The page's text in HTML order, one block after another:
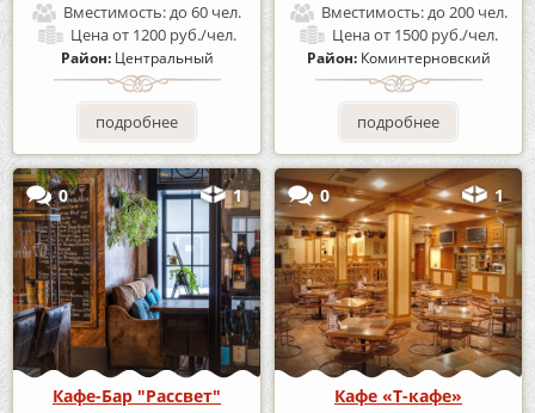
Вместимость:до 60 чел.
Ценаот 1200 руб./чел.
Район: Центральный
подробнее
Вместимость:до 200 чел.
Ценаот 1500 руб./чел.
Район: Коминтерновский
подробнее
0 1
Кафе-Бар "Рассвет"
0 1
Кафе «Т-кафе»